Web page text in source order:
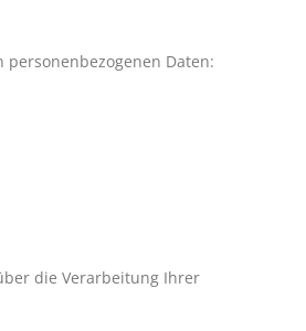
Daten:
die Verarbeitung Ihrer